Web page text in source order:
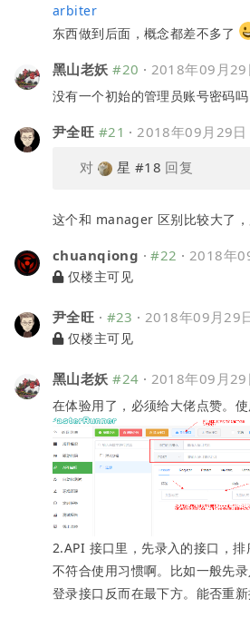
arbiter
东西做到后面，概念都差不多了
黑山老妖 #20 · 2018年09月29
没有一个初始的管理员账号密码
尹全旺 #21 · 2018年09月29日
对
星 #18 回复
这个和 manager 区别比较大了
chuanqiong ·#22 · 2018年
仅楼主可见
尹全旺 · #23 · 2018年09月29
仅楼主可见
黑山老妖 #24 · 2018年09月29
在体验用了，必须给大佬点赞。
2.API 接口里，先录入的接口，
不符合使用习惯啊。比如一般先
登录接口反而在最下方。能否重